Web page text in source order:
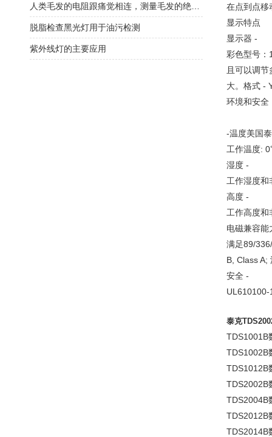
在点到点移
显示特点
显示器 -
彩色型号：
且可以调
大。格式 -
环境和安全
-温度美国
工作温度:
湿度 -
工作湿度
高度 -
工作高度和
电磁兼容能
满足89/
B, Class A;
安全 -
泰克
TDS1001B
TDS1002B
TDS1012B
TDS2002B
TDS2004B
TDS2012B
TDS2014B
脱脂检查黑光灯用于油污检测
紫外线灯的主要应用